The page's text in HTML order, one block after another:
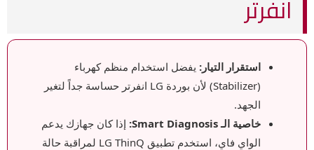
انفرتر
استقرار التيار: يفضل استخدام منظم كهرباء
(Stabilizer) لأن بوردة LG انفرتر حساسة جداً لتغير
الجهد.
خاصية الـ Smart Diagnosis:
إذا كان جهازك يدعم
الواي فاي، استخدم تطبيق LG ThinQ لمراقبة حالة